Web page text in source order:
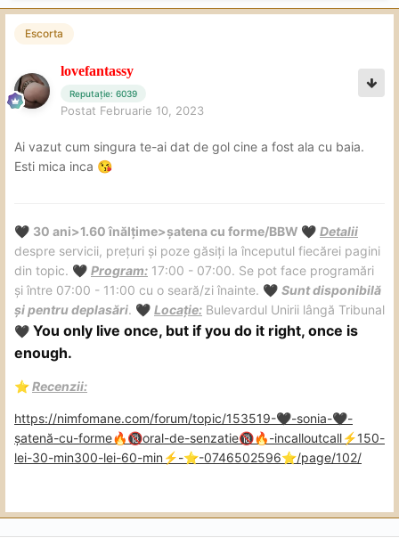
Escorta
lovefantassy
Reputație: 6039
Postat Februarie 10, 2023
Ai vazut cum singura te-ai dat de gol cine a fost ala cu baia.
Esti mica inca 😘
🖤 30 ani>1.60 înălțime>șatena cu forme/BBW 🖤 Detalii
despre servicii, prețuri și poze găsiți la începutul fiecărei pagini
din topic. 🖤 Program: 17:00 - 07:00. Se pot face programări
și între 07:00 - 11:00 cu o seară/zi înainte. 🖤 Sunt disponibilă
și pentru deplasări. 🖤 Locație: Bulevardul Unirii lângă Tribunal
🖤 You only live once, but if you do it right, once is
enough.
⭐Recenzii:
https://nimfomane.com/forum/topic/153519-🖤-sonia-🖤-
șatenă-cu-forme🔥🔞oral-de-senzatie🔞🔥-incalloutcall⚡️150-
lei-30-min300-lei-60-min ⚡️-⭐️-0746502596⭐️/page/102/